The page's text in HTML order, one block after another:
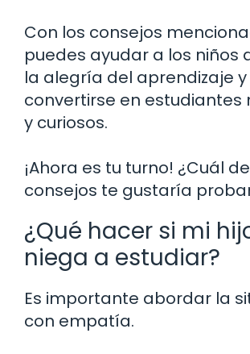
Con los consejos
puedes ayudar a los niños
la alegría del aprendizaje y
convertirse en estudiantes
y curiosos.
¡Ahora es tu turno! ¿Cuál
consejos te gustaría
¿Qué hacer si mi
niega a estudiar?
Es importante abordar la
con empatía.